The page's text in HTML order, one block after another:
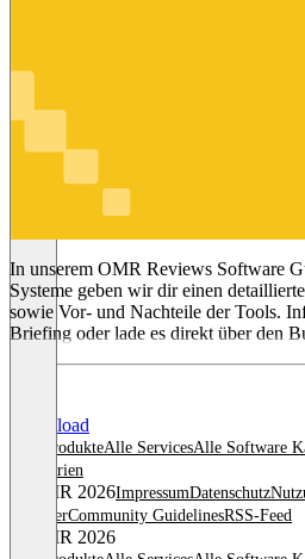
ERP-Systeme
In unserem OMR Reviews Software
Systeme geben wir dir einen
sowie Vor- und Nachteile der Tools.
Briefing oder lade es direkt über den
Download
Alle ProdukteAlle ServicesAlle Software
Kategorien
© OMR 2026ImpressumDatenschutz
AnbieterCommunity GuidelinesRSS-Feed
© OMR 2026